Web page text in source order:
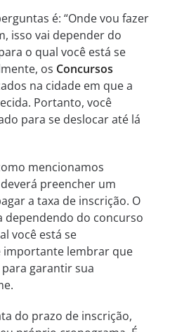
é: “Onde vou fazer
isso vai depender do
o qual você está se
os Concursos
na cidade em que a
Portanto, você
para se deslocar até lá
mencionamos
preencher um
a taxa de inscrição. O
dependendo do concurso
você está se
importante lembrar que
para garantir sua
do prazo de inscrição,